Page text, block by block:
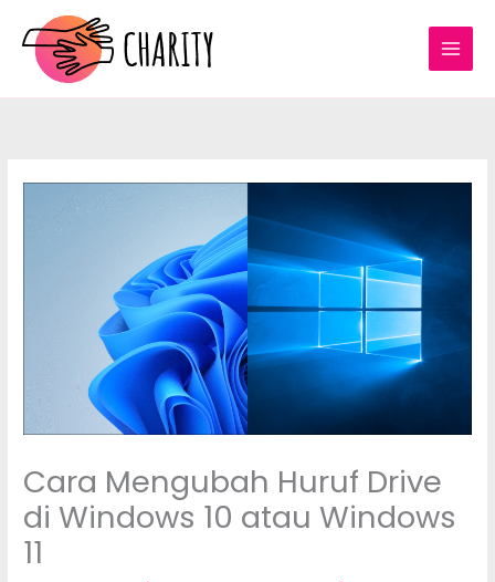
content
Cara Mengubah Huruf Drive
di Windows 10 atau Windows
11